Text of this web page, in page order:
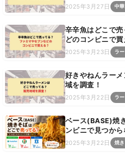
2025年3月27日 中
辛辛魚はどこで
どのコンビニで買
2025年3月23日 ラ
好きやねんラー
域を調査！
2025年3月22日 ラ
ベース(BASE)焼
ンビニで見つか
2025年3月22日 焼